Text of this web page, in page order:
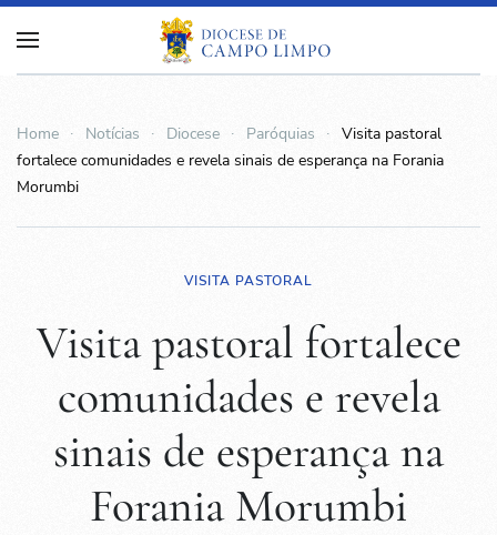
Home Notícias Diocese Paróquias
Visita pastoral
fortalece comunidades e revela sinais de esperança na Forania
Morumbi
VISITA PASTORAL
Visita pastoral fortalece
comunidades e revela
sinais de esperança na
Forania Morumbi